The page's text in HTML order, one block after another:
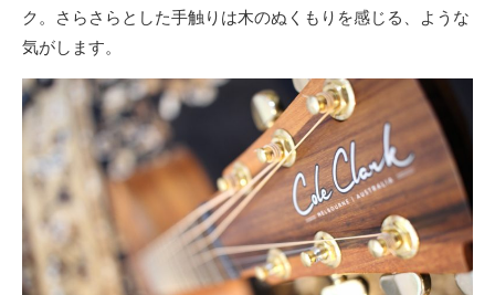
ク。さらさらとした手触りは木のぬくもりを感じる、ような
気がします。